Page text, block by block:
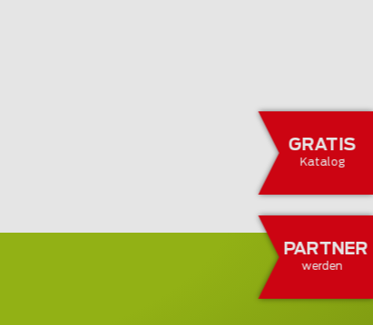
GRATIS
Katalog
PARTNER
werden